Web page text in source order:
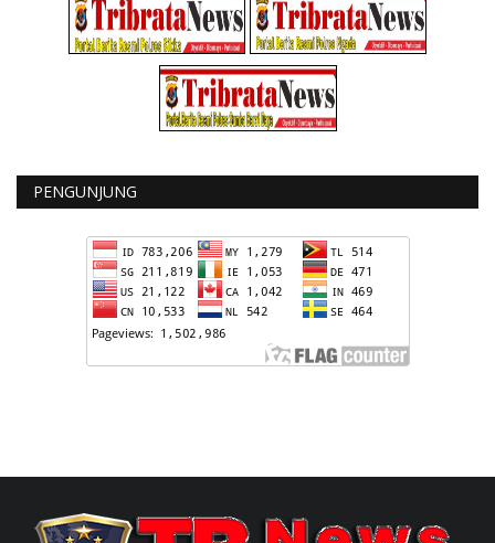
PENGUNJUNG